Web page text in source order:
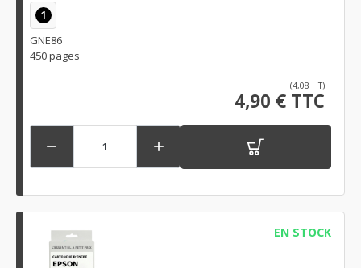
1
GNE86
450 pages
(4,08 HT)
4,90 € TTC
 
EN STOCK